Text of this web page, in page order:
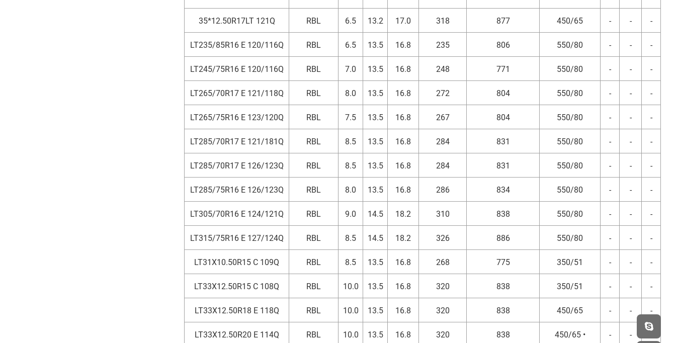
35*12.50R17LT 121Q RBL 6.5 13.2 17.0 318 877 450/65 - - -
LT235/85R16 E 120/116Q RBL 6.5 13.5 16.8 235 806 550/80 - - -
LT245/75R16 E 120/116Q RBL 7.0 13.5 16.8 248 771 550/80 - - -
LT265/70R17 E 121/118Q RBL 8.0 13.5 16.8 272 804 550/80 - - -
LT265/75R16 E 123/120Q RBL 7.5 13.5 16.8 267 804 550/80 - - -
LT285/70R17 E 121/181Q RBL 8.5 13.5 16.8 284 831 550/80 - - -
LT285/70R17 E 126/123Q RBL 8.5 13.5 16.8 284 831 550/80 - - -
LT285/75R16 E 126/123Q RBL 8.0 13.5 16.8 286 834 550/80 - - -
LT305/70R16 E 124/121Q RBL 9.0 14.5 18.2 310 838 550/80 - - -
LT315/75R16 E 127/124Q RBL 8.5 14.5 18.2 326 886 550/80 - - -
LT31X10.50R15 C 109Q RBL 8.5 13.5 16.8 268 775 350/51 - - -
LT33X12.50R15 C 108Q RBL 10.0 13.5 16.8 320 838 350/51 - - -
LT33X12.50R18 E 118Q RBL 10.0 13.5 16.8 320 838 450/65 - - -
LT33X12.50R20 E 114Q RBL 10.0 13.5 16.8 320 838 450/65 • - - -